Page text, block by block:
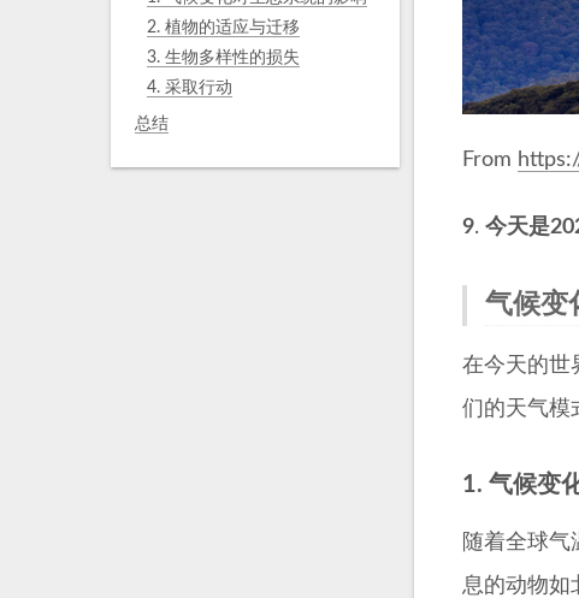
2. 植物的适应与迁移
3. 生物多样性的损失
4. 采取行动
总结
From
9. 今天是
气候变
在今天的世
们的天气模
1. 气候变
随着全球气
息的动物如